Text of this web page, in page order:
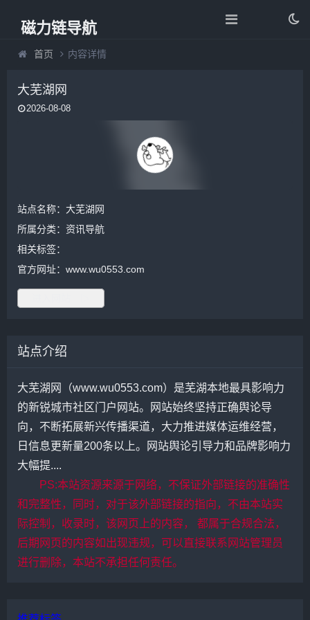
磁力链导航
首页 内容详情
大芜湖网
2026-08-08
站点名称：大芜湖网
所属分类： 资讯导航
相关标签：
官方网址：www.wu0553.com
站点介绍
大芜湖网（www.wu0553.com）是芜湖本地最具影响力
的新锐城市社区门户网站。网站始终坚持正确舆论导
向，不断拓展新兴传播渠道，大力推进媒体运维经营，
日信息更新量200条以上。网站舆论引导力和品牌影响力
大幅提....
PS:本站资源来源于网络，不保证外部链接的准确性
和完整性，同时，对于该外部链接的指向，不由本站实
际控制，收录时，该网页上的内容， 都属于合规合法，
后期网页的内容如出现违规，可以直接联系网站管理员
进行删除，本站不承担任何责任。